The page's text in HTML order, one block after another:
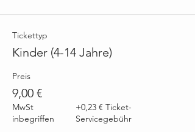
Tickettyp
Kinder (4-14 Jahre)
Preis
9,00 €
MwSt
inbegriffen
+0,23 € Ticket-
Servicegebühr